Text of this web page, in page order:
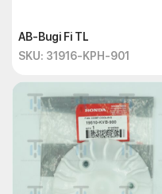
AB-Bugi Fi TL
SKU: 31916-KPH-901